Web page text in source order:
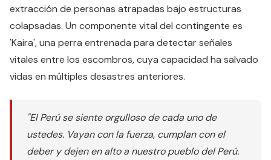
extracción de personas atrapadas bajo estructuras
colapsadas. Un componente vital del contingente es
'Kaira', una perra entrenada para detectar señales
vitales entre los escombros, cuya capacidad ha salvado
vidas en múltiples desastres anteriores.
"El Perú se siente orgulloso de cada uno de
ustedes. Vayan con la fuerza, cumplan con el
deber y dejen en alto a nuestro pueblo del Perú.